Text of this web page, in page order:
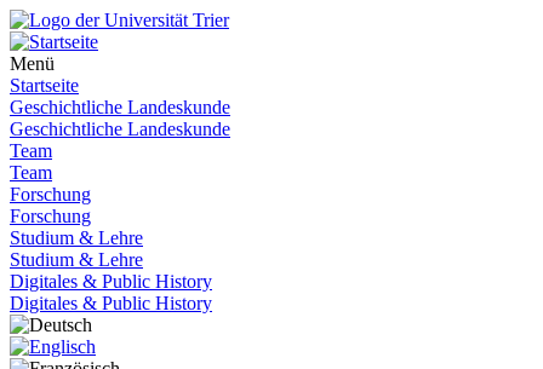
Menü
Startseite
Geschichtliche Landeskunde
Geschichtliche Landeskunde
Team
Team
Forschung
Forschung
Studium & Lehre
Studium & Lehre
Digitales & Public History
Digitales & Public History